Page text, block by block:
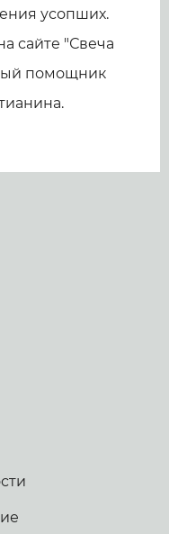
усопших.
сайте "Свеча
помощник